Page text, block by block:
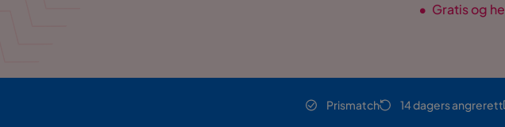
• Gratis og
Prismatch 14 dagers angrerett